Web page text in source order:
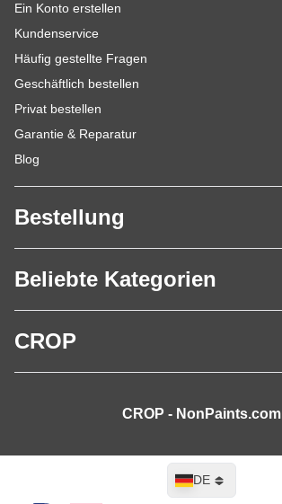
Ein Konto erstellen
Kundenservice
Häufig gestellte Fragen
Geschäftlich bestellen
Privat bestellen
Garantie & Reparatur
Blog
Bestellung
Beliebte Kategorien
CROP
CROP - NonPaints.com
Sprache
DE